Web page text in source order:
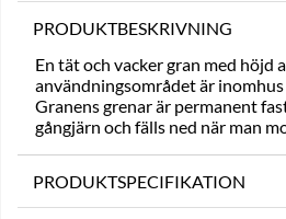
PRODUKTBESKRIVNING
En tät och vacker gran med höjd
användningsområdet är
Granens grenar är permanent
gångjärn och fälls ned när man
PRODUKTSPECIFIKATION